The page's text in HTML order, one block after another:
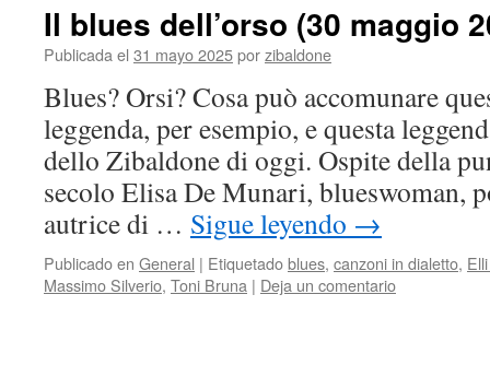
Il blues dell’orso (30 maggio
Publicada el 31 mayo 2025porzibaldone
Blues? Orsi? Cosa può accomunare
leggenda, per esempio, e questa
dello Zibaldone di oggi. Ospite della
secolo Elisa De Munari, blueswoman,
autrice di … Sigue leyendo →
Publicado en General | Etiquetadoblues, canzoni in dialetto,
Massimo Silverio, Toni Bruna | Deja un comentario